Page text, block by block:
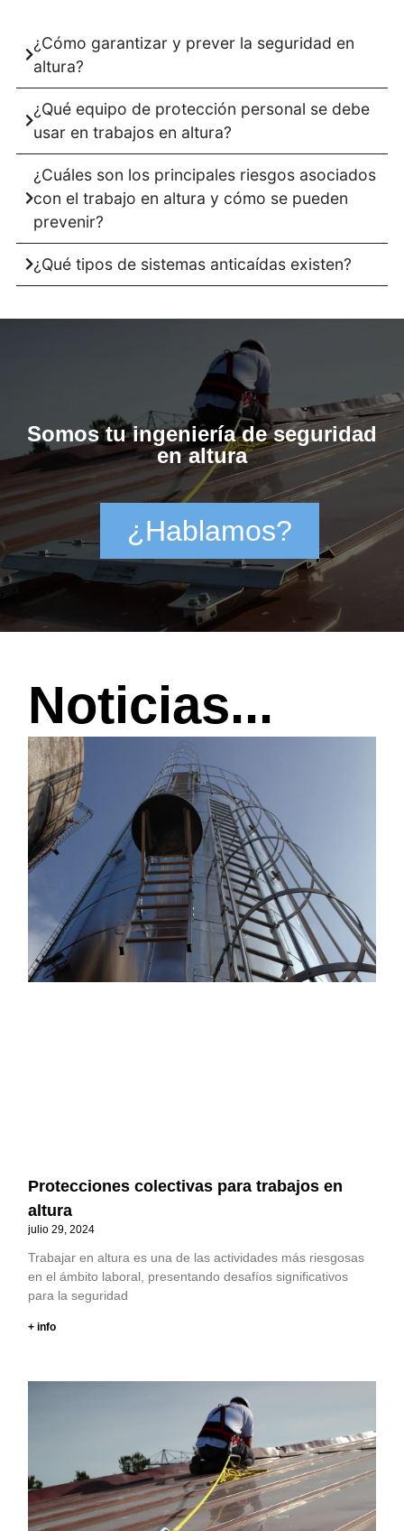
¿Cómo garantizar y prever la seguridad en
altura?
¿Qué equipo de protección personal se debe
usar en trabajos en altura?
¿Cuáles son los principales riesgos asociados
con el trabajo en altura y cómo se pueden
prevenir?
¿Qué tipos de sistemas anticaídas existen?
Somos tu ingeniería de seguridad
en altura
¿Hablamos?
Noticias...
Protecciones colectivas para trabajos en
altura
julio 29, 2024
Trabajar en altura es una de las actividades más riesgosas
en el ámbito laboral, presentando desafíos significativos
para la seguridad
+ info